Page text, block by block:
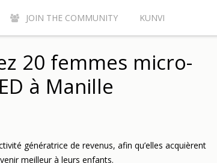
JOIN THE COMMUNITY KUNVI
KUNVI CROWDFUNDING SITE?
20 femmes micro-
à Manille
génératrice de revenus, afin qu’elles acquièrent
meilleur à leurs enfants.